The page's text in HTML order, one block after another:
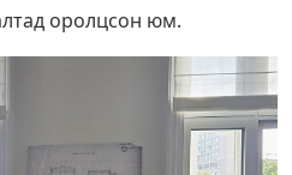
оролцсон юм.